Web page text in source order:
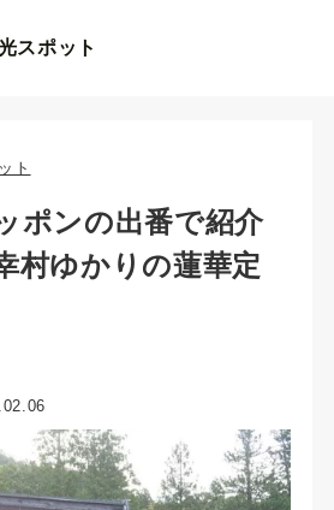
スポット
ト
ポンの出番で紹介
村ゆかりの蓮華定